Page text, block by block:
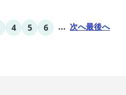
なし。 「居・食・充」を満たし、皆
4 5 6 ... 次へ最後へ